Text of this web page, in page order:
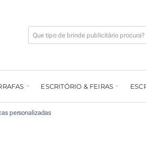
ESCRITÓRIO & FEIRAS
personalizadas